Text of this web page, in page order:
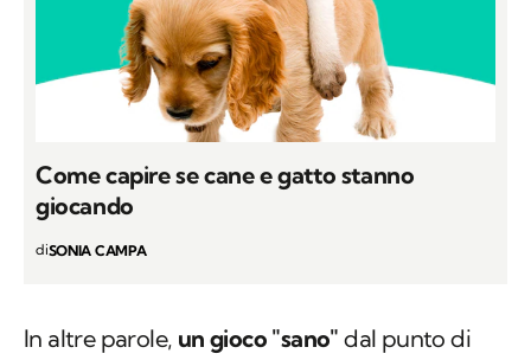
Come capire se cane e gatto stanno
giocando
diSONIA CAMPA
In altre parole, un gioco "sano" dal punto di